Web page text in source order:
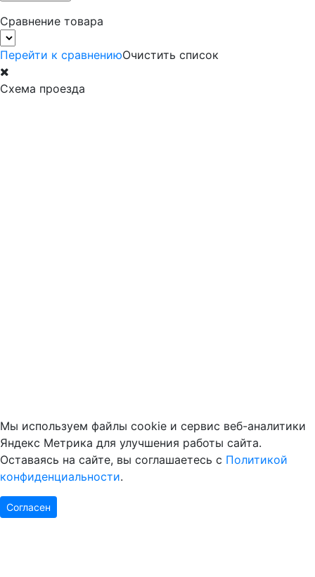
Сравнение товара
Перейти к сравнениюОчистить список
Схема проезда
Мы используем файлы cookie и сервис веб-аналитики
Яндекс Метрика для улучшения работы сайта.
Оставаясь на сайте, вы соглашаетесь с Политикой
конфиденциальности.
Согласен